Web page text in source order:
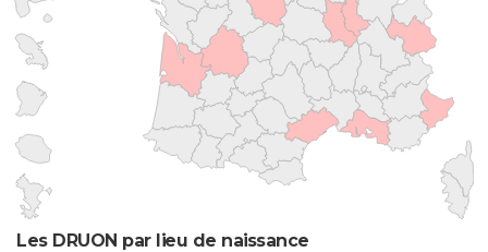
Les DRUON par lieu de naissance